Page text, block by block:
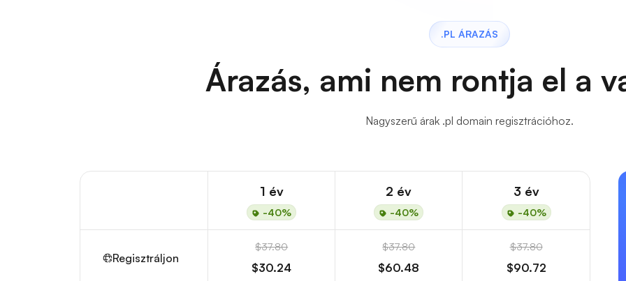
.PL ÁRAZÁS
Árazás, ami nem rontja el a
Nagyszerű árak .pl domain regisztrációhoz.
1 év
-40%
2 év
-40%
3 év
-40%
Regisztráljon
$37.80
$30.24
$37.80
$60.48
$37.80
$90.72